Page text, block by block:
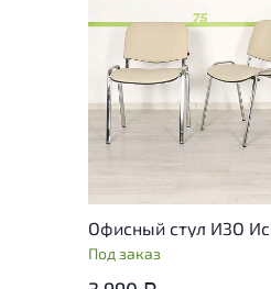
Под заказ